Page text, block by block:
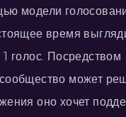
модели
время
голос. Посредством
может
оно хочет